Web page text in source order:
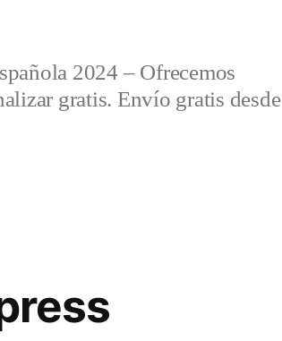
2024 – Ofrecemos
gratis. Envío gratis desde